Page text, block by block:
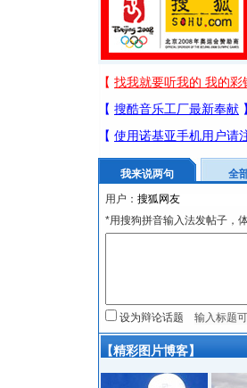
我来说两句 全
用户：
*用搜狗拼音输入法发帖子，
设为辩论话题
【精彩图片博客】